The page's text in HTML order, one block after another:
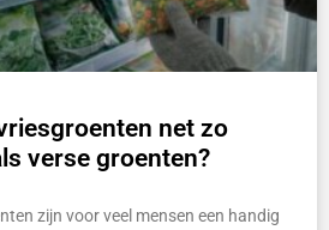
net zo
verse groenten?
zijn voor veel mensen een handig